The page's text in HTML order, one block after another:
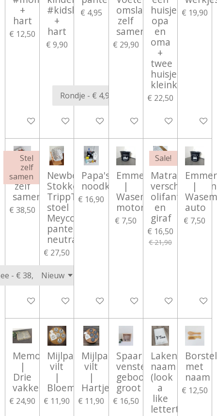
+
hart
€ 12,50
Bekijk details
#kidslife
+
hart
€ 9,90
Bekijk details
€ 4,95
Bekijk details
omslagdoek
zelf
samenstellen
€ 29,90
Bekijk details
huisje
opa
en
oma
+
twee
huisjes
kleinkinderen
€ 22,50
Bekijk details
€ 19,90
Bekijk
Stel
zelf
samen
Poppennestje
zelf
samenstellen
€ 38,50
Bekijk details
Newbornset
Stokke
TrippTrapp
stoel
Meyco
panter
neutral
€ 27,50
In winkelwagen
Papa's
noodkoffer
€ 16,90
In winkelwagen
Emmer
|
Wasemmer
motor
€ 7,50
Bekijk details
Sale!
Matrashoes
olifant
en
giraf
€ 16,50
€ 21,90
Bekijk details
Emmer
|
auto
€ 7,50
Bekijk
Memorybox
|
Drie
vakken
€ 24,90
Mijlpaalschijven
vilt
|
Bloem
€ 11,90
Mijlpaalschijven
vilt
|
Hartjes
€ 11,90
Spaarpot
venster
geboortegegevens
groot
€ 16,50
Lakentje
naam
(look
a
like
lettertype)
met
naam
€ 12,50